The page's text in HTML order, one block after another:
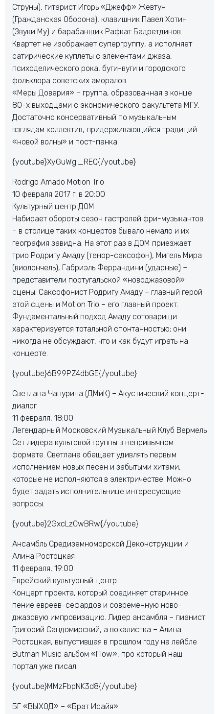
Струны), гитарист Игорь «Джефф» Жевтун
(Гражданская Оборона), клавишник Павел Хотин
(Звуки Му) и барабанщик Рафкат Бадретдинов.
Квартет не изображает супергруппу, а исполняет
сатирические куплеты с элементами джаза,
психоделического рока, буги-вуги и городского
фольклора советских аморалов.
«Меры Доверия» – группа, образованная в конце
80-х выходцами с экономического факультета МГУ.
Достаточно консервативный по музыкальным
взглядам коллектив, придерживающийся традиций
«новой волны» и пост-панка.
{youtube}XyGuWgI_REQ{/youtube}
Rodrigo Amado Motion Trio
10 февраля 2017 г. в 20:00
Культурный центр ДОМ
Набирает обороты сезон гастролей фри-музыкантов
– в столице таких концертов бывало немало и их
география завидна. На этот раз в ДОМ приезжает
трио Родригу Амаду (тенор-саксофон), Мигель Мира
(виолончель), Габриэль Феррандини (ударные) –
представители португальской «новоджазовой»
сцены. Саксофонист Родригу Амаду – главный герой
этой сцены и Motion Trio – его главный проект.
Фундаментальный подход Амаду сотоварищи
характеризуется тотальной спонтанностью; они
никогда не обсуждают, что и как будут играть на
концерте.
{youtube}6B99PZ4dbGE{/youtube}
Светлана Чапурина (ДМиК) – Акустический концерт-
диалог
11 февраля, 18:00
Легендарный Московский Музыкальный Клуб Вермель
Сет лидера культовой группы в непривычном
формате. Светлана обещает удивлять первым
исполнением новых песен и забытыми хитами,
которые не исполняются в электричестве. Можно
будет задать исполнительнице интересующие
вопросы.
{youtube}2GxcLzCwBRw{/youtube}
Ансамбль Средиземноморской Деконструкции и
Алина Ростоцкая
11 февраля, 19:00
Еврейский культурный центр
Концерт проекта, который соединяет старинное
пение евреев-сефардов и современную ново-
джазовую импровизацию. Лидер ансамбля – пианист
Григорий Сандомирский, а вокалистка – Алина
Ростоцкая, выпустившая в прошлом году на лейбле
Butman Music альбом «Flow», про который наш
портал уже писал.
{youtube}MMzFbpNK3d8{/youtube}
БГ «ВЫХОД» – «Брат Исайя»